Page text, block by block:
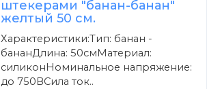
штекерами "банан-банан"
желтый 50 см.
Характеристики:Тип: банан -
бананДлина: 50смМатериал:
силиконНоминальное напряжение:
до 750ВСила ток..